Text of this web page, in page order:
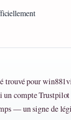
trouvé pour
compte Trustpilot
— un signe de